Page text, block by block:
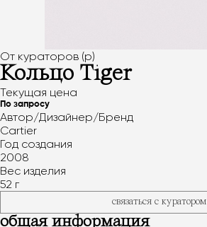
От кураторов (p)
Кольцо Tiger
Текущая цена
По запросу
Автор/Дизайнер/Бренд
Cartier
Год создания
2008
Вес изделия
52 г
связаться с куратором
общая информация